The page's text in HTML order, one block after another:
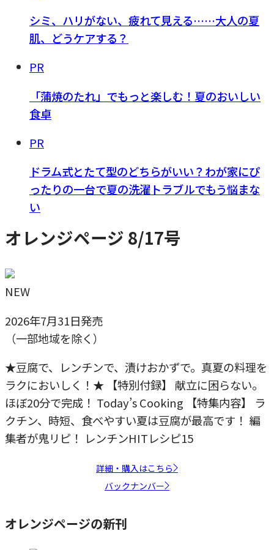
シミ、ハリがない、疲れて見える……大人の夏
肌、どうケアする？
PR
「蒲焼のたれ」でもっと楽しむ！夏のおいしい
食卓
PR
ドラム式とたて型のどちらがいい？わが家にぴ
ったりの一台で夏の洗濯トラブルでもう悩まな
い
オレンジページ 8/17号
NEW
2026年7月31日発売
（一部地域を除く）
★豆腐で、レンチンで、漬けおかずで。真夏の料理を
ラクにおいしく！★ 【特別付録】 献立に困らない。
ほぼ20分で完成！ Today’s Cooking 【特集内容】 ラ
クチン、時短、食べやすい夏は豆腐が最高です！ 編
集者が鬼リピ！ レンチンHITレシピ15
詳細・購入はこちら
バックナンバー
オレンジページの新刊